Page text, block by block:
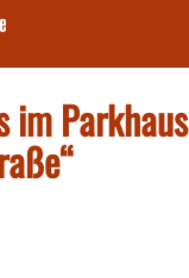
im Parkhaus